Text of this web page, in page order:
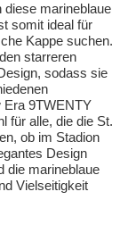
marineblaue
somit ideal für
Kappe suchen.
starreren
sodass sie
Era 9TWENTY
für alle, die die St.
ob im Stadion
Design
die marineblaue
Vielseitigkeit